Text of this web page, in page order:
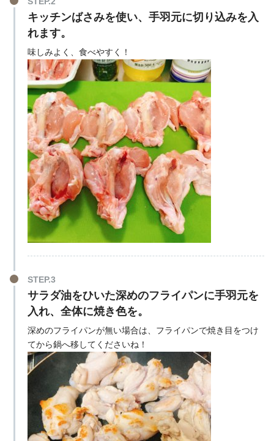
キッチンばさみを使い、手羽元に切り込みを入
れます。
味しみよく、食べやすく！
STEP.3
サラダ油をひいた深めのフライパンに手羽元を
入れ、全体に焼き色を。
深めのフライパンが無い場合は、フライパンで焼き目をつけ
てから鍋へ移してくださいね！